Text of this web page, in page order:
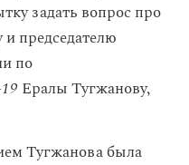
задать вопрос про
председателю
по
Ералы Тугжанову,
Тугжанова была